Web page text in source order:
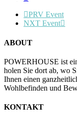
PRV Event
NXT Event
ABOUT
POWERHOUSE ist
holen Sie dort ab, wo
Ihnen einen
Wohlbefinden und
KONTAKT